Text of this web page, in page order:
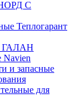
С
Теплогарант
ГАЛАН
Navien
и запасные
для